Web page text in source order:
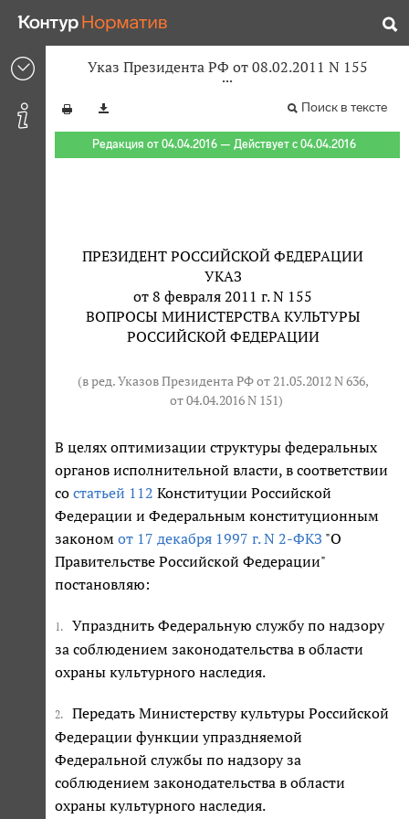
Указ Президента РФ от 08.02.2011 N 155
Поиск в тексте
Редакция от 04.04.2016 — Действует с 04.04.2016
ПРЕЗИДЕНТ РОССИЙСКОЙ ФЕДЕРАЦИИ
УКАЗ
от 8 февраля 2011 г. N 155
ВОПРОСЫ МИНИСТЕРСТВА КУЛЬТУРЫ
РОССИЙСКОЙ ФЕДЕРАЦИИ
(в ред. Указов Президента РФ от 21.05.2012 N 636,
от 04.04.2016 N 151)
В целях оптимизации структуры федеральных
органов исполнительной власти, в соответствии
со статьей 112 Конституции Российской
Федерации и Федеральным конституционным
законом от 17 декабря 1997 г. N 2-ФКЗ "О
Правительстве Российской Федерации"
постановляю:
1.
Упразднить Федеральную службу по надзору
за соблюдением законодательства в области
охраны культурного наследия.
2.
Передать Министерству культуры Российской
Федерации функции упраздняемой
Федеральной службы по надзору за
соблюдением законодательства в области
охраны культурного наследия.